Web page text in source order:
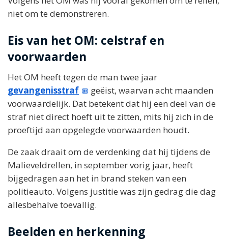
niet om te demonstreren.
Eis van het OM: celstraf en
voorwaarden
Het OM heeft tegen de man twee jaar
gevangenisstraf
geëist, waarvan acht maanden
voorwaardelijk. Dat betekent dat hij een deel van de
straf niet direct hoeft uit te zitten, mits hij zich in de
proeftijd aan opgelegde voorwaarden houdt.
De zaak draait om de verdenking dat hij tijdens de
Malieveldrellen, in september vorig jaar, heeft
bijgedragen aan het in brand steken van een
politieauto. Volgens justitie was zijn gedrag die dag
allesbehalve toevallig.
Beelden en herkenning